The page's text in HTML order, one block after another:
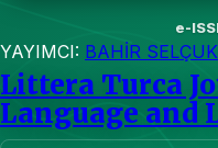
e-
YAYIMCI: BAHİR SELÇUK
Littera Turca
Language and